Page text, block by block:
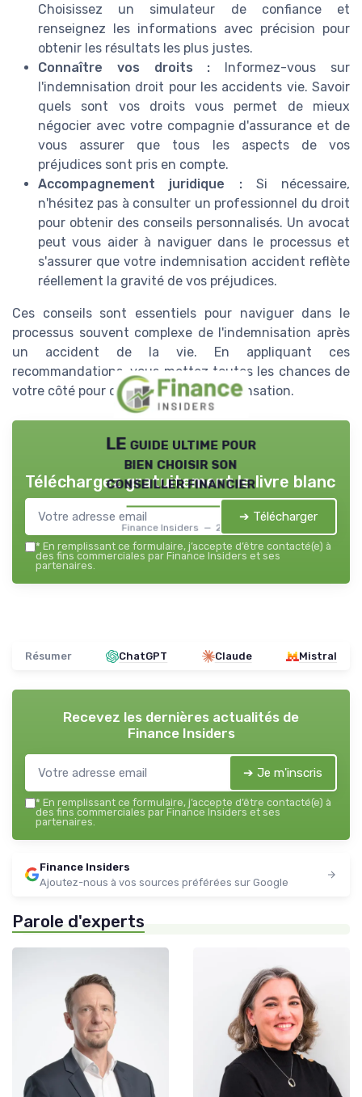
Choisissez un simulateur de confiance et
renseignez les informations avec précision pour
obtenir les résultats les plus justes.
Connaître vos droits : Informez-vous sur
l'indemnisation droit pour les accidents vie. Savoir
quels sont vos droits vous permet de mieux
négocier avec votre compagnie d'assurance et de
vous assurer que tous les aspects de vos
préjudices sont pris en compte.
Accompagnement juridique :Si nécessaire,
n'hésitez pas à consulter un professionnel du droit
pour obtenir des conseils personnalisés. Un avocat
peut vous aider à naviguer dans le processus et
s'assurer que votre indemnisation accident reflète
réellement la gravité de vos préjudices.
Ces conseils sont essentiels pour naviguer dans le
processus souvent complexe de l'indemnisation après
un accident de la vie. En appliquant ces
recommandations, vous mettez toutes les chances de
votre côté pour optimiser votre compensation.
LE guide ultime pour
bien choisir son
conseiller financier
Finance Insiders — 2026
Téléchargez gratuitement le livre blanc
➔ Télécharger
* En remplissant ce formulaire, j’accepte d’être contacté(e) à
des fins commerciales par Finance Insiders et ses
partenaires.
Résumer ChatGPT Claude Mistral
Recevez les dernières actualités de
Finance Insiders
➔ Je m'inscris
* En remplissant ce formulaire, j’accepte d’être contacté(e) à
des fins commerciales par Finance Insiders et ses
partenaires.
Finance Insiders
Ajoutez-nous à vos sources préférées sur Google
Parole d'experts